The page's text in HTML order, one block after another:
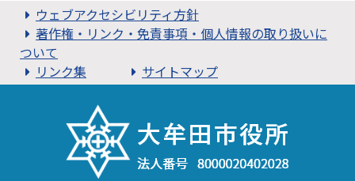
ウェブアクセシビリティ方針
著作権・リンク・免責事項・個人情報の取り扱いに
ついて
リンク集
サイトマップ